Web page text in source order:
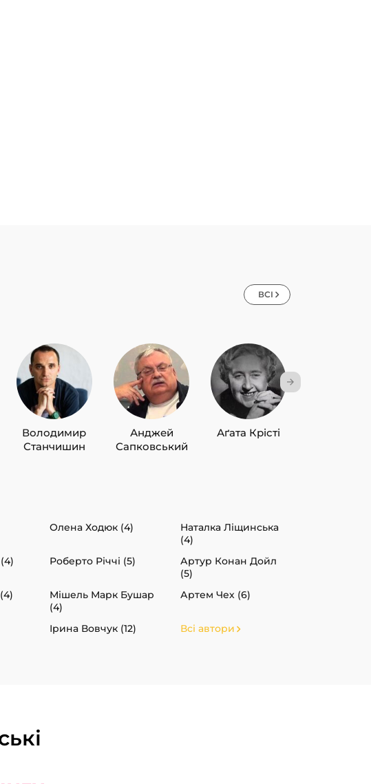
ВСІ
Володимир
Станчишин
Анджей
Сапковський
Аґата Крісті
Олена Ходюк (4)
Наталка Ліщинська
(4)
Роберто Річчі (5)
Артур Конан Дойл
(5)
Мішель Марк Бушар
(4)
Артем Чех (6)
Ірина Вовчук (12) Всі автори